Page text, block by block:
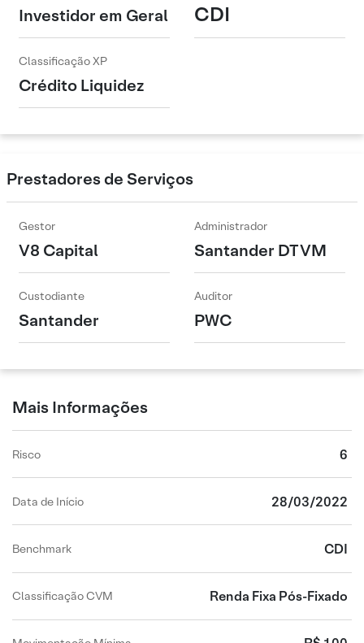
Investidor em Geral CDI
Classificação XP
Crédito Liquidez
Prestadores de Serviços
Gestor
V8 Capital
Administrador
Santander DTVM
Custodiante
Santander
Auditor
PWC
Mais Informações
Risco 6
Data de Início 28/03/2022
Benchmark CDI
Classificação CVM Renda Fixa Pós-Fixado